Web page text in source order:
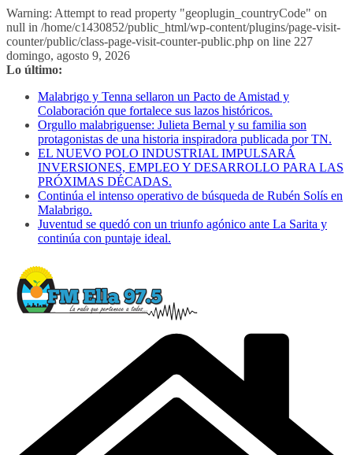
Warning: Attempt to read property "geoplugin_countryCode" on
null in /home/c1430852/public_html/wp-content/plugins/page-visit-
counter/public/class-page-visit-counter-public.php on line 227
Saltar
al
domingo, agosto 9, 2026
Lo último:
Malabrigo y Tenna sellaron un Pacto de Amistad y
Colaboración que fortalece sus lazos históricos.
Orgullo malabriguense: Julieta Bernal y su familia son
protagonistas de una historia inspiradora publicada por TN.
EL NUEVO POLO INDUSTRIAL IMPULSARÁ
INVERSIONES, EMPLEO Y DESARROLLO PARA LAS
PRÓXIMAS DÉCADAS.
Continúa el intenso operativo de búsqueda de Rubén Solís en
Malabrigo.
Juventud se quedó con un triunfo agónico ante La Sarita y
continúa con puntaje ideal.